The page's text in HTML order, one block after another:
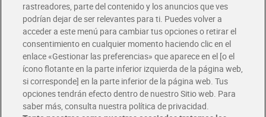
Únete al CLUB Dia
Disfruta las ventajas y ofertas exclusivas.
Descárgate la APP Dia
Folletos y Tiendas
Descubre las mejores ofertas y busca tu tienda más cercana
rastreadores, parte del contenido y los anuncios que ves
podrían dejar de ser relevantes para ti. Puedes volver a
acceder a este menú para cambiar tus opciones o retirar el
consentimiento en cualquier momento haciendo clic en el
enlace «Gestionar las preferencias» que aparece en el [o el
ícono flotante en la parte inferior izquierda de la página web,
si corresponde] en la parte inferior de la página web. Tus
opciones tendrán efecto dentro de nuestro Sitio web. Para
saber más, consulta nuestra política de privacidad.